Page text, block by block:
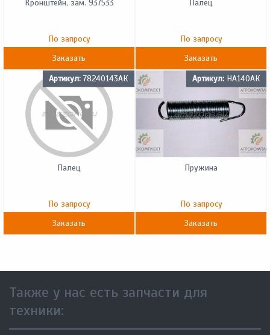
Кронштейн, зам. 937533
По запросу
Заказать
Палец
По запросу
Заказать
Артикул:78240143АК
Палец
По запросу
Заказать
Артикул: HA140АК
Пружина
По запросу
Заказать
Также у нас есть запчасти для
техники: